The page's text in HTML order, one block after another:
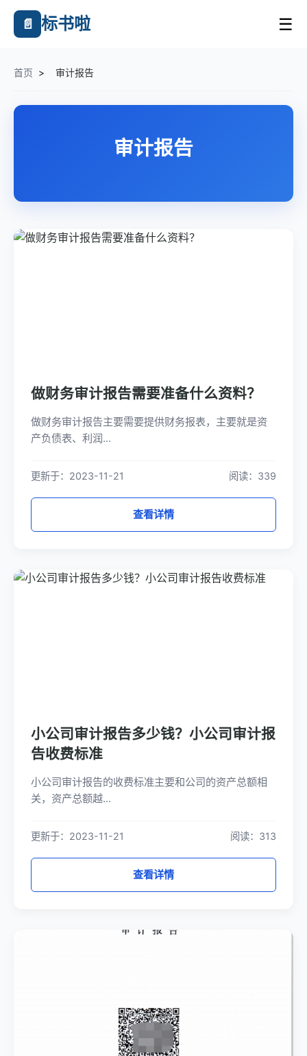
📄 标书啦 ☰
首页 > 审计报告
审计报告
做财务审计报告需要准备什么资料？
做财务审计报告主要需要提供财务报表，主要就是资
产负债表、利润...
更新于：2023-11-21 阅读：339
查看详情
小公司审计报告多少钱？小公司审计报
告收费标准
小公司审计报告的收费标准主要和公司的资产总额相
关，资产总额越...
更新于：2023-11-21 阅读：313
查看详情